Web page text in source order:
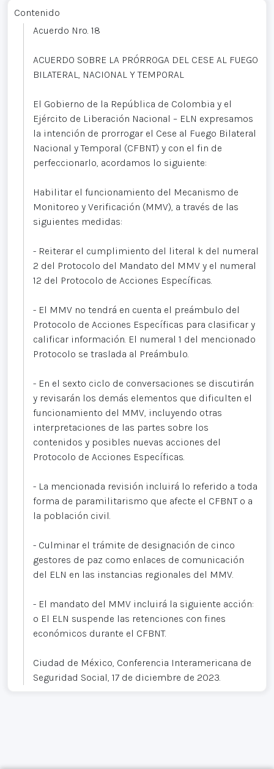
Contenido
Acuerdo Nro. 18
ACUERDO SOBRE LA PRÓRROGA DEL CESE AL FUEGO
BILATERAL, NACIONAL Y TEMPORAL
El Gobierno de la República de Colombia y el
Ejército de Liberación Nacional – ELN expresamos
la intención de prorrogar el Cese al Fuego Bilateral
Nacional y Temporal (CFBNT) y con el fin de
perfeccionarlo, acordamos lo siguiente:
Habilitar el funcionamiento del Mecanismo de
Monitoreo y Verificación (MMV), a través de las
siguientes medidas:
- Reiterar el cumplimiento del literal k del numeral
2 del Protocolo del Mandato del MMV y el numeral
12 del Protocolo de Acciones Específicas.
- El MMV no tendrá en cuenta el preámbulo del
Protocolo de Acciones Específicas para clasificar y
calificar información. El numeral 1 del mencionado
Protocolo se traslada al Preámbulo.
- En el sexto ciclo de conversaciones se discutirán
y revisarán los demás elementos que dificulten el
funcionamiento del MMV, incluyendo otras
interpretaciones de las partes sobre los
contenidos y posibles nuevas acciones del
Protocolo de Acciones Específicas.
- La mencionada revisión incluirá lo referido a toda
forma de paramilitarismo que afecte el CFBNT o a
la población civil.
- Culminar el trámite de designación de cinco
gestores de paz como enlaces de comunicación
del ELN en las instancias regionales del MMV.
- El mandato del MMV incluirá la siguiente acción:
o El ELN suspende las retenciones con fines
económicos durante el CFBNT.
Ciudad de México, Conferencia Interamericana de
Seguridad Social, 17 de diciembre de 2023.